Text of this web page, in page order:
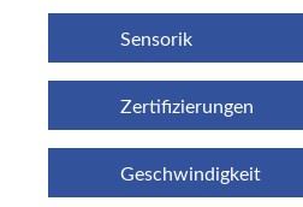
Sensorik
Zertifizierungen
Geschwindigkeit